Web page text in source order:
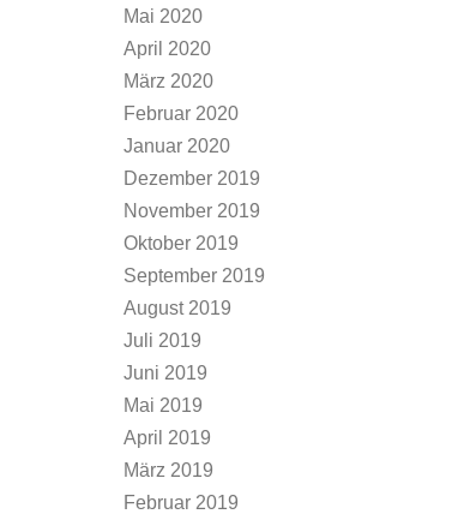
Mai 2020
April 2020
März 2020
Februar 2020
Januar 2020
Dezember 2019
November 2019
Oktober 2019
September 2019
August 2019
Juli 2019
Juni 2019
Mai 2019
April 2019
März 2019
Februar 2019